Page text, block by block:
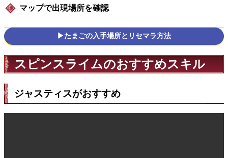
マップで出現場所を確認
▶たまごの入手場所とリセマラ方法
スピンスライムのおすすめスキル
ジャスティスがおすすめ